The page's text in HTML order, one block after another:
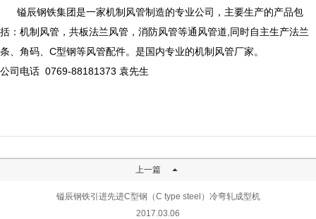
镒辰钢铁集团是一家机制风管制造的专业公司，主要生产的产品包
括：机制风管，共板法兰风管，消防风管等通风管道 同时自主生产法兰
条、角码、 C型钢等风管配件。是国内专业的机制风管厂家。
公司电话 0769-88181373 袁先生
上一篇 
镒辰钢铁引进先进C型钢（C type steel）冷弯轧成型机
2017.03.06